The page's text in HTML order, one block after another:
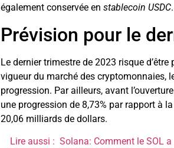
également conservée en stablecoin USDC.
Prévision pour le
Le dernier trimestre de 2023 risque
vigueur du marché des cryptomonnaies,
progression. Par ailleurs, avant
une progression de 8,73% par rapport à
20,06 milliards de dollars.
Lire aussi : Solana: Comment le SOL